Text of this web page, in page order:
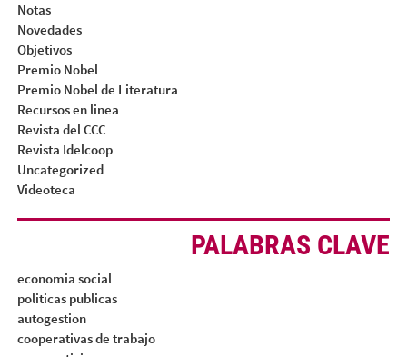
Notas
Novedades
Objetivos
Premio Nobel
Premio Nobel de Literatura
Recursos en linea
Revista del CCC
Revista Idelcoop
Uncategorized
Videoteca
PALABRAS CLAVE
economia social
politicas publicas
autogestion
cooperativas de trabajo